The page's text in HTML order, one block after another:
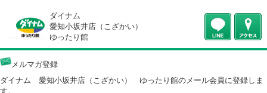
ダイナム
愛知小坂井店（こざかい）
ゆったり館
メルマガ登録
ダイナム 愛知小坂井店（こざかい） ゆったり館のメール会員に登録